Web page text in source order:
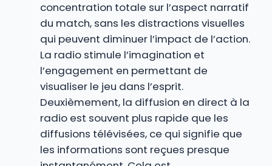
concentration totale sur l’aspect narratif
du match, sans les distractions visuelles
qui peuvent diminuer l’impact de l’action.
La radio stimule l’imagination et
l’engagement en permettant de
visualiser le jeu dans l’esprit.
Deuxièmement, la diffusion en direct à la
radio est souvent plus rapide que les
diffusions télévisées, ce qui signifie que
les informations sont reçues presque